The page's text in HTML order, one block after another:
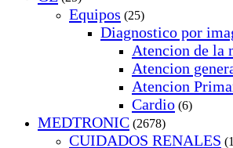
Equipos (25)
Diagnostico por
Atencion de la
Atencion
Atencion
Cardio (6)
MEDTRONIC (2678)
CUIDADOS RENALES